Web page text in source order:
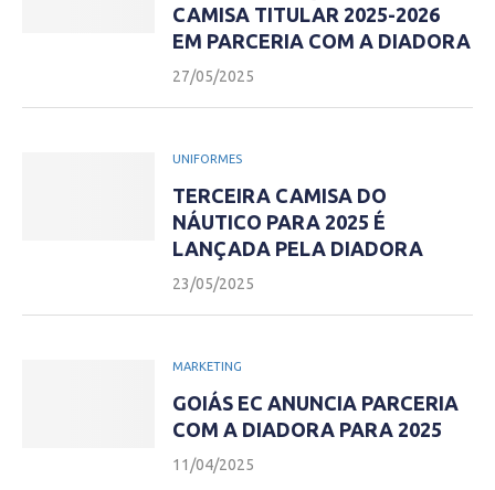
CAMISA TITULAR 2025-2026
EM PARCERIA COM A DIADORA
27/05/2025
UNIFORMES
TERCEIRA CAMISA DO
NÁUTICO PARA 2025 É
LANÇADA PELA DIADORA
23/05/2025
MARKETING
GOIÁS EC ANUNCIA PARCERIA
COM A DIADORA PARA 2025
11/04/2025